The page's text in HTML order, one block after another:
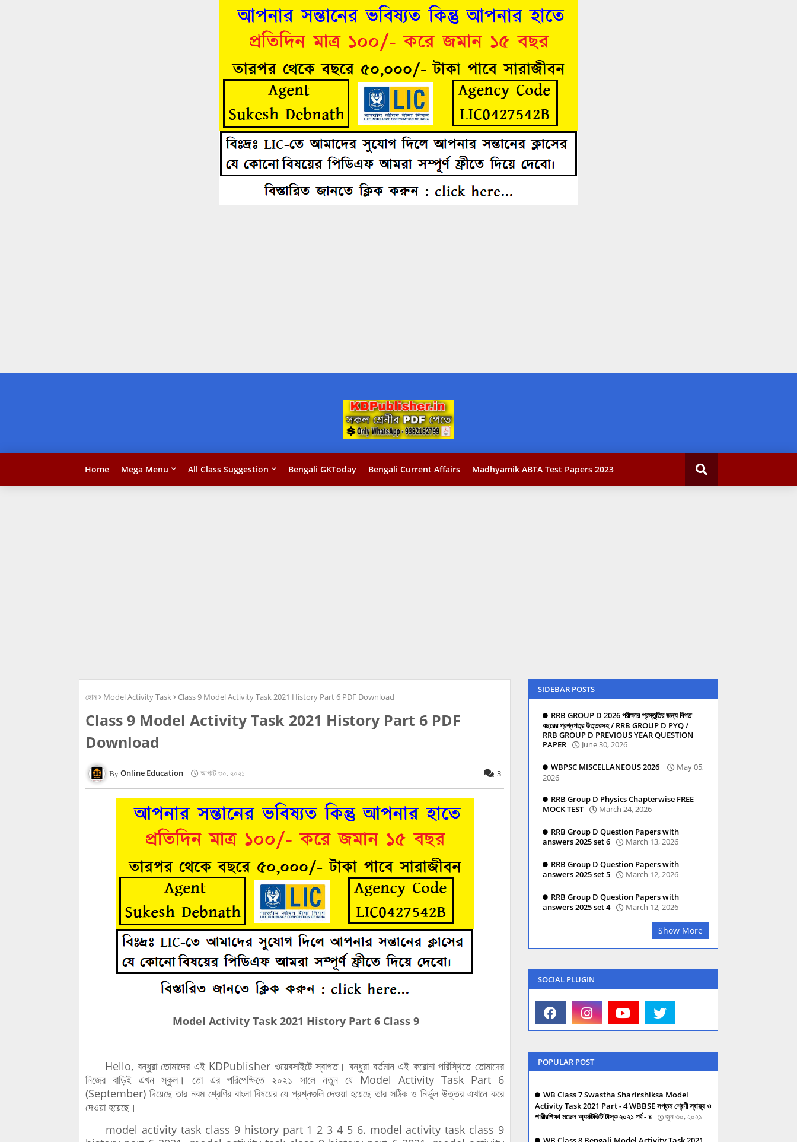
Home Mega Menu All Class Suggestion Bengali GKToday Bengali Current Affairs Madhyamik ABTA Test Papers 2023
হোম Model Activity Task Class 9 Model Activity Task 2021 History Part 6 PDF Download
Class 9 Model Activity Task 2021 History Part 6 PDF
Download
Online Education আগস্ট ৩০, ২০২১ 3
Model Activity Task 2021 History Part 6 Class 9
Hello, বন্ধুরা তোমাদের এই KDPublisher ওয়েবসাইটে স্বাগত। বন্ধুরা বর্তমান এই করোনা পরিস্থিতে তোমাদের
নিজের বাড়িই এখন স্কুল। তো এর পরিপেক্ষিতে ২০২১ সালে নতুন যে Model Activity Task Part 6
(September) দিয়েছে তার নবম শ্রেণির বাংলা বিষয়ের যে প্রশ্নগুলি দেওয়া হয়েছে তার সঠিক ও নির্ভুল উত্তর এখানে করে
দেওয়া হয়েছে।
model activity task class 9 history part 1 2 3 4 5 6. model activity task class 9
SIDEBAR POSTS
RRB GROUP D 2026 পরীক্ষার প্রস্তুতির জন্য বিগত
বছরের প্রশ্নপত্র উত্তরসহ / RRB GROUP D PYQ /
RRB GROUP D PREVIOUS YEAR QUESTION
PAPER
June 30, 2026
WBPSC MISCELLANEOUS 2026
May 05,
2026
RRB Group D Physics Chapterwise FREE
MOCK TEST
March 24, 2026
RRB Group D Question Papers with
answers 2025 set 6
March 13, 2026
RRB Group D Question Papers with
answers 2025 set 5
March 12, 2026
RRB Group D Question Papers with
answers 2025 set 4
March 12, 2026
Show More
SOCIAL PLUGIN
POPULAR POST
WB Class 7 Swastha Sharirshiksa Model
Activity Task 2021 Part - 4 WBBSE সপ্তম শ্রেণী স্বাস্থ্য ও
শারীরশিক্ষা মডেল অ্যাক্টিভিটি টাস্ক ২০২১ পর্ব - ৪
জুন ৩০, ২০২১